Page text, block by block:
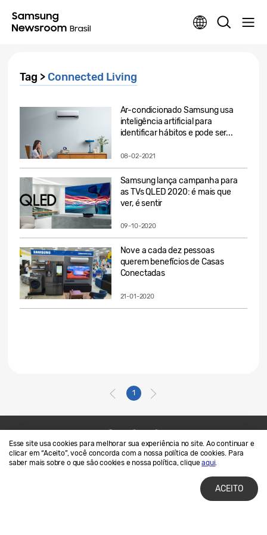
Esse site usa cookies para melhorar sua experiência no site. Ao continuar e
clicar em “Aceito”, você concorda com a nossa política de cookies. Para
saber mais sobre o que são cookies e nossa política, cliqueaqui.
ACEITO
Tag > Connected Living
Ar-condicionado Samsung usa
inteligência artificial para
identificar hábitos e pode ser...
08-02-2021
Samsung lança campanha para
as TVs QLED 2020: é mais que
ver, é sentir
09-10-2020
Nove a cada dez pessoas
querem benefícios de Casas
Conectadas
21-01-2020
1
Contato
SAMSUNG.COM
Termos de Uso
Privacidade e Cookies